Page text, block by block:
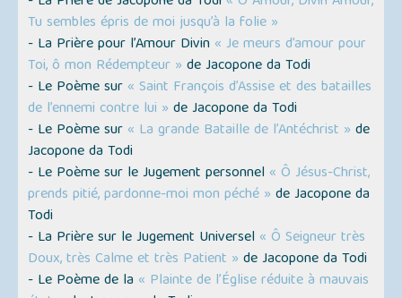
Tu sembles épris de moi jusqu’à la folie »
- La Prière pour l’Amour Divin « Je meurs d’amour pour
Toi, ô mon Rédempteur » de Jacopone da Todi
- Le Poème sur « Saint François d’Assise et des batailles
de l’ennemi contre lui » de Jacopone da Todi
- Le Poème sur « La grande Bataille de l’Antéchrist » de
Jacopone da Todi
- Le Poème sur le Jugement personnel « Ô Jésus-Christ,
prends pitié, pardonne-moi mon péché » de Jacopone da
Todi
- La Prière sur le Jugement Universel « Ô Seigneur très
Doux, très Calme et très Patient » de Jacopone da Todi
- Le Poème de la « Plainte de l’Église réduite à mauvais